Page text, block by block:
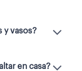
y vasos?
en casa?